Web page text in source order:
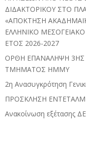
ΔΙΔΑΚΤΟΡΙΚΟΥ ΣΤΟ
«ΑΠΟΚΤΗΣΗ
ΕΛΛΗΝΙΚΟ
ΕΤΟΣ 2026-2027
ΟΡΘΗ ΕΠΑΝΑΛΗΨΗ 3ΗΣ
ΤΜΗΜΑΤΟΣ ΗΜΜΥ
2η Ανασυγκρότηση
ΠΡΟΣΚΛΗΣΗ
Ανακοίνωση εξέτασης